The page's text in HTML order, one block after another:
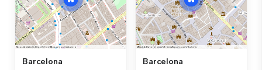
Barcelona Barcelona